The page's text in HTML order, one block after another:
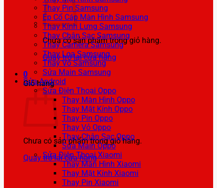
Chưa có sản phẩm trong giỏ hàng.
Quay trở lại cửa hàng
0
Giỏ hàng
Chưa có sản phẩm trong giỏ hàng.
Quay trở lại cửa hàng
Thay Pin Samsung
Ép Cổ Cáp Màn Hình Samsung
Thay Kính Lưng Samsung
Thay Chân Sạc Samsung
Thay Camera Samsung
Thay Loa Samsung
Thay Vỏ Samsung
Sửa Main Samsung
Sửa Android
Sửa Điện Thoại Oppo
Thay Màn Hình Oppo
Thay Mặt Kính Oppo
Thay Pin Oppo
Thay Vỏ Oppo
Thay Chân Sạc Oppo
Sửa Main Oppo
Sửa Điện Thoại Xiaomi
Thay Màn Hình Xiaomi
Thay Mặt Kính Xiaomi
Thay Pin Xiaomi